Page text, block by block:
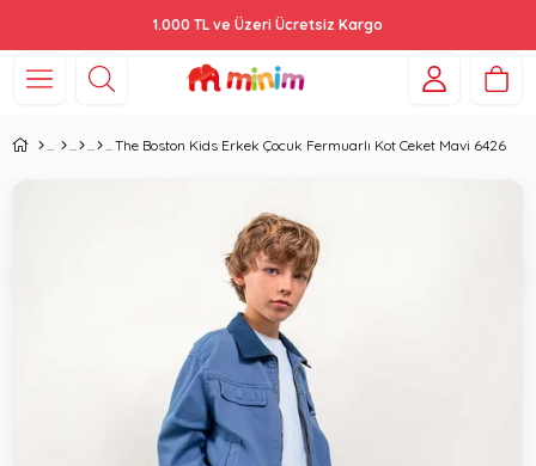
1.000 TL ve Üzeri Ücretsiz Kargo
The Boston Kids Erkek Çocuk Fermuarlı Kot Ceket Mavi 6426